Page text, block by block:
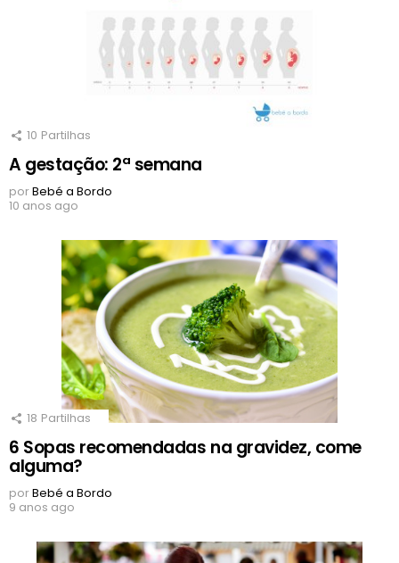
10 Partilhas
A gestação: 2ª semana
porBebé a Bordo
10 anos ago
18 Partilhas
6 Sopas recomendadas na gravidez, come
alguma?
porBebé a Bordo
9 anos ago